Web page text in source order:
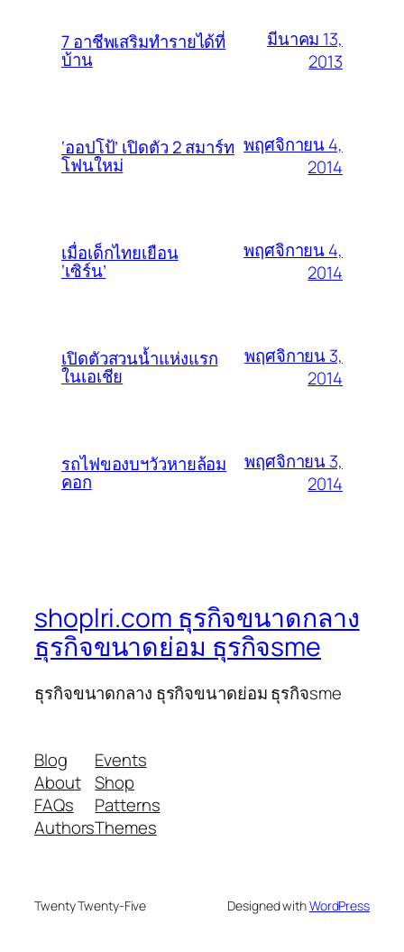
7 อาชีพเสริมทำรายได้ที่
บ้าน
มีนาคม 13,
2013
‘ออปโป้’ เปิดตัว 2 สมาร์ท
โฟนใหม่
พฤศจิกายน 4,
2014
เมื่อเด็กไทยเยือน
‘เซิร์น’
พฤศจิกายน 4,
2014
เปิดตัวสวนน้ำแห่งแรก
ในเอเชีย
พฤศจิกายน 3,
2014
รถไฟของบฯวัวหายล้อม
คอก
พฤศจิกายน 3,
2014
shoplri.com ธุรกิจขนาดกลาง
ธุรกิจขนาดย่อม ธุรกิจsme
ธุรกิจขนาดกลาง ธุรกิจขนาดย่อม ธุรกิจsme
Blog
About
FAQs
Authors
Events
Shop
Patterns
Themes
Twenty Twenty-Five Designed withWordPress